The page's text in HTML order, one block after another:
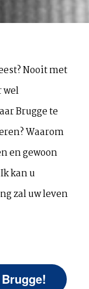
Nooit met
wel
Brugge te
Waarom
en gewoon
kan u
zal uw leven